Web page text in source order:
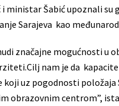
ministar Šabić upoznali
Sarajeva kao
značajne mogućnosti
nam je da
koji uz pogodnosti
obrazovnim centrom”,